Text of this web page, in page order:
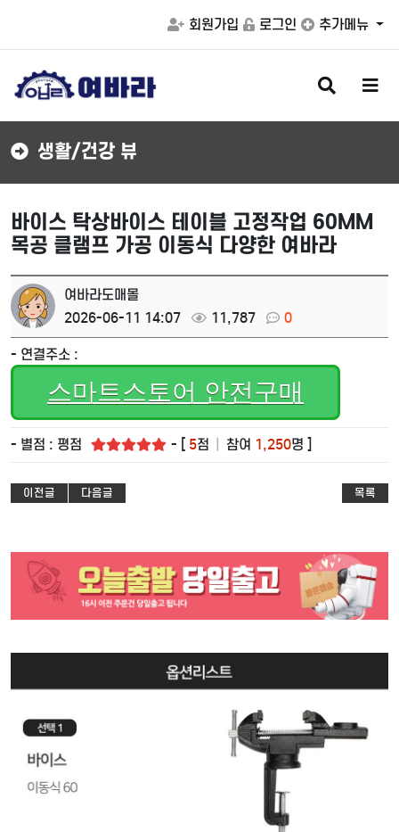
회원가입 로그인 추가메뉴
검
색
버
메
버
생활/건강 뷰
바이스 탁상바이스 테이블 고정작업 60MM
목공 클램프 가공 이동식 다양한 여바라
여바라도매몰
2026-06-11 14:07
11,787 0
- 연결주소 :
스마트스토어 안전구매
- 별점 : 평점 - [ 5점 참여 1,250명 ]
이전글 다음글 목록